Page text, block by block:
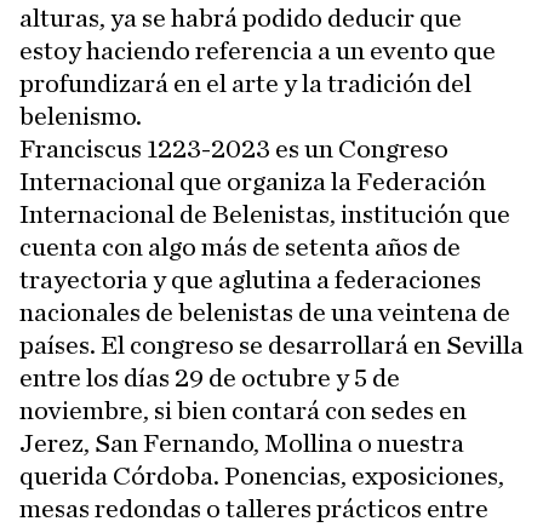
alturas, ya se habrá podido deducir que
estoy haciendo referencia a un evento que
profundizará en el arte y la tradición del
belenismo.
Franciscus 1223-2023 es un Congreso
Internacional que organiza la Federación
Internacional de Belenistas, institución que
cuenta con algo más de setenta años de
trayectoria y que aglutina a federaciones
nacionales de belenistas de una veintena de
países. El congreso se desarrollará en Sevilla
entre los días 29 de octubre y 5 de
noviembre, si bien contará con sedes en
Jerez, San Fernando, Mollina o nuestra
querida Córdoba. Ponencias, exposiciones,
mesas redondas o talleres prácticos entre